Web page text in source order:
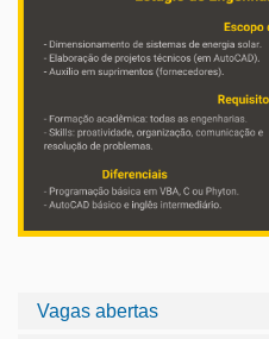
Vagas abertas